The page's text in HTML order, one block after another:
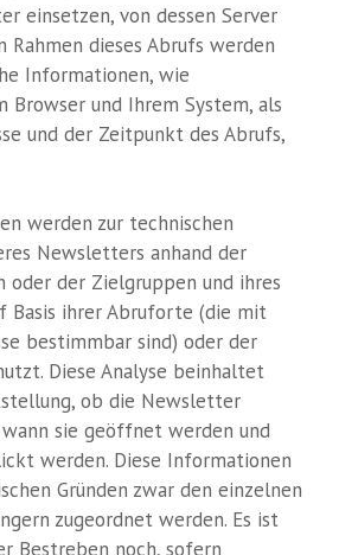
einsetzen, von dessen Server
Rahmen dieses Abrufs werden
Informationen, wie
Browser und Ihrem System, als
und der Zeitpunkt des Abrufs,
werden zur technischen
Newsletters anhand der
oder der Zielgruppen und ihres
Basis ihrer Abruforte (die mit
bestimmbar sind) oder der
Diese Analyse beinhaltet
ob die Newsletter
sie geöffnet werden und
werden. Diese Informationen
Gründen zwar den einzelnen
zugeordnet werden. Es ist
Bestreben noch, sofern